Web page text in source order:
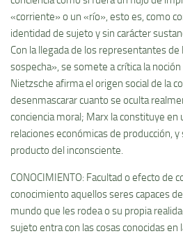
«corriente» o un «rí­o», esto es, como
identidad de sujeto y sin carácter
Con la llegada de los representantes de
sospecha», se somete a crí­tica la
Nietzsche afirma el origen social de la
desenmascarar cuanto se oculta
conciencia moral; Marx la constituye
relaciones económicas de producción,
producto del inconsciente.
CONOCIMIENTO: Facultad o efecto de
conocimiento aquellos seres capaces
mundo que les rodea o su propia
sujeto entra con las cosas conocidas